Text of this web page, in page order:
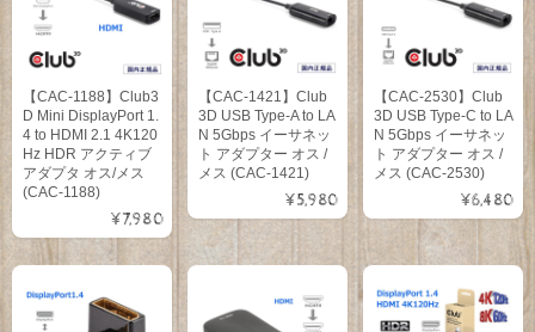
【CAC-1188】Club3
D Mini DisplayPort 1.
4 to HDMI 2.1 4K120
Hz HDR アクティブ
アダプタ オス/メス
(CAC-1188)
¥7,980
【CAC-1421】Club
3D USB Type-A to LA
N 5Gbps イーサネッ
ト アダプター オス /
メス (CAC-1421)
¥5,980
【CAC-2530】Club
3D USB Type-C to LA
N 5Gbps イーサネッ
ト アダプター オス /
メス (CAC-2530)
¥6,480